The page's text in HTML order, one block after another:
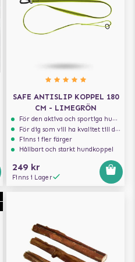
SAFE ANTISLIP KOPPEL 180
CM - LIMEGRÖN
För den aktiva och sportiga hunden
För dig som vill ha kvalitet till din hund!
Finns i fler färger
Hållbart och starkt hundkoppel
249 kr
Finns i Lager